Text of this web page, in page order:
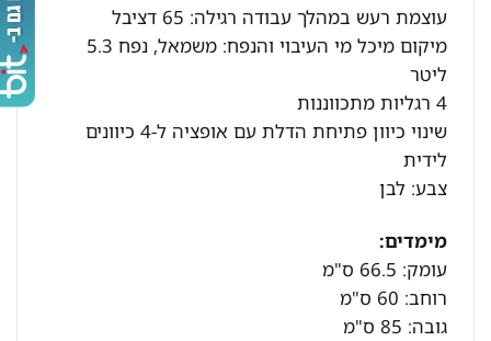
עוצמת רעש במהלך עבודה רגילה: 65 דציבל
מיקום מיכל מי העיבוי והנפח: משמאל, נפח 5.3
ליטר
4 רגליות מתכווננות
שינוי כיוון פתיחת הדלת עם אופציה ל-4 כיוונים
לידית
צבע: לבן
מימדים:
עומק: 66.5 ס"מ
רוחב: 60 ס"מ
גובה: 85 ס"מ